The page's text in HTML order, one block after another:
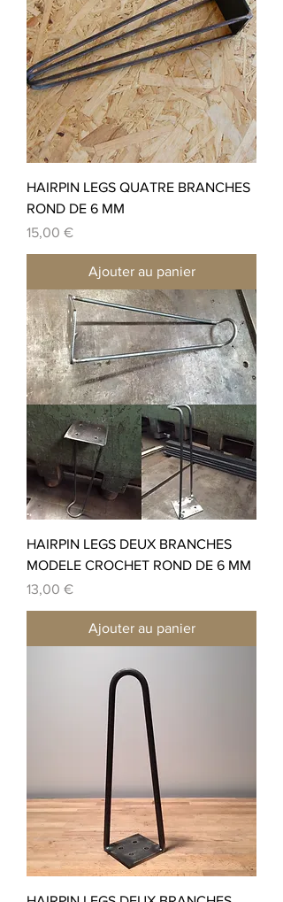
HAIRPIN LEGS QUATRE BRANCHES
ROND DE 6 MM
Prix
15,00 €
Ajouter au panier
HAIRPIN LEGS DEUX BRANCHES
MODELE CROCHET ROND DE 6 MM
Prix
13,00 €
Ajouter au panier